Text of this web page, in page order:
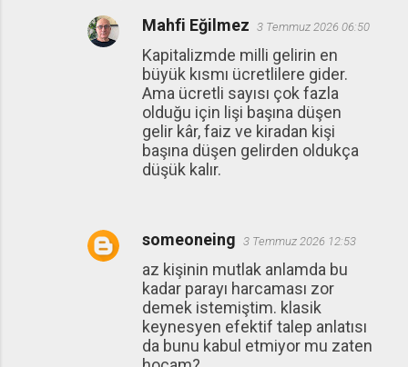
Mahfi Eğilmez 3 Temmuz 2026 06:50
Kapitalizmde milli gelirin en
büyük kısmı ücretlilere gider.
Ama ücretli sayısı çok fazla
olduğu için lişi başına düşen
gelir kâr, faiz ve kiradan kişi
başına düşen gelirden oldukça
düşük kalır.
someoneing 3 Temmuz 2026 12:53
az kişinin mutlak anlamda bu
kadar parayı harcaması zor
demek istemiştim. klasik
keynesyen efektif talep anlatısı
da bunu kabul etmiyor mu zaten